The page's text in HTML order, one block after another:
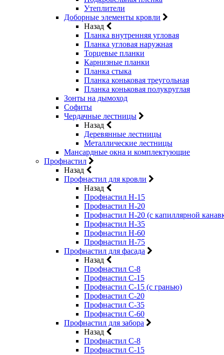
Утеплители
Доборные элементы кровли
Назад
Планка внутренняя угловая
Планка угловая наружная
Торцевые планки
Карнизные планки
Планка стыка
Планка коньковая треугольная
Планка коньковая полукруглая
Зонты на дымоход
Софиты
Чердачные лестницы
Назад
Деревянные лестницы
Металлические лестницы
Мансардные окна и комплектующие
Профнастил
Назад
Профнастил для кровли
Назад
Профнастил Н-15
Профнастил Н-20
Профнастил Н-20 (с капиллярной
Профнастил Н-35
Профнастил Н-60
Профнастил Н-75
Профнастил для фасада
Назад
Профнастил С-8
Профнастил С-15
Профнастил С-15 (с гранью)
Профнастил С-20
Профнастил С-35
Профнастил С-60
Профнастил для забора
Назад
Профнастил С-8
Профнастил С-15